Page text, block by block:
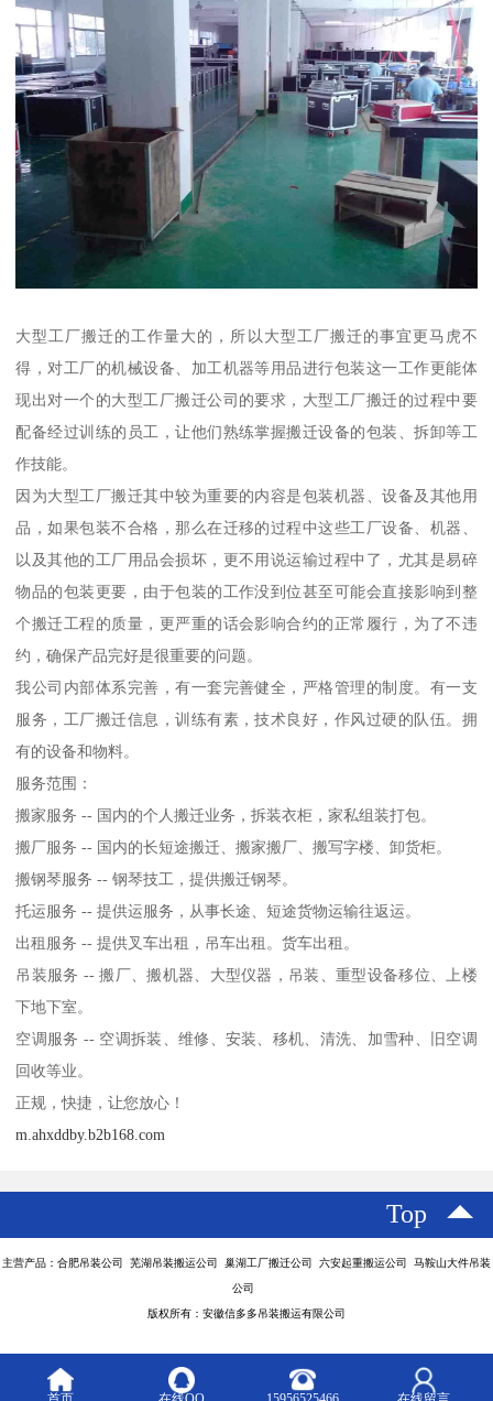
大型工厂搬迁的工作量大的，所以大型工厂搬迁的事宜更马虎不
得，对工厂的机械设备、加工机器等用品进行包装这一工作更能体
现出对一个的大型工厂搬迁公司的要求，大型工厂搬迁的过程中要
配备经过训练的员工，让他们熟练掌握搬迁设备的包装、拆卸等工
作技能。
因为大型工厂搬迁其中较为重要的内容是包装机器、设备及其他用
品，如果包装不合格，那么在迁移的过程中这些工厂设备、机器、
以及其他的工厂用品会损坏，更不用说运输过程中了，尤其是易碎
物品的包装更要，由于包装的工作没到位甚至可能会直接影响到整
个搬迁工程的质量，更严重的话会影响合约的正常履行，为了不违
约，确保产品完好是很重要的问题。
我公司内部体系完善，有一套完善健全，严格管理的制度。有一支
服务，工厂搬迁信息，训练有素，技术良好，作风过硬的队伍。拥
有的设备和物料。
服务范围：
搬家服务 -- 国内的个人搬迁业务，拆装衣柜，家私组装打包。
搬厂服务 -- 国内的长短途搬迁、搬家搬厂、搬写字楼、卸货柜。
搬钢琴服务 -- 钢琴技工，提供搬迁钢琴。
托运服务 -- 提供运服务，从事长途、短途货物运输往返运。
出租服务 -- 提供叉车出租，吊车出租。货车出租。
吊装服务 -- 搬厂、搬机器、大型仪器，吊装、重型设备移位、上楼
下地下室。
空调服务 -- 空调拆装、维修、安装、移机、清洗、加雪种、旧空调
回收等业。
正规，快捷，让您放心！
m.ahxddby.b2b168.com
Top
主营产品：合肥吊装公司 芜湖吊装搬运公司 巢湖工厂搬迁公司 六安起重搬运公司 马鞍山大件吊装
公司
版权所有：安徽信多多吊装搬运有限公司